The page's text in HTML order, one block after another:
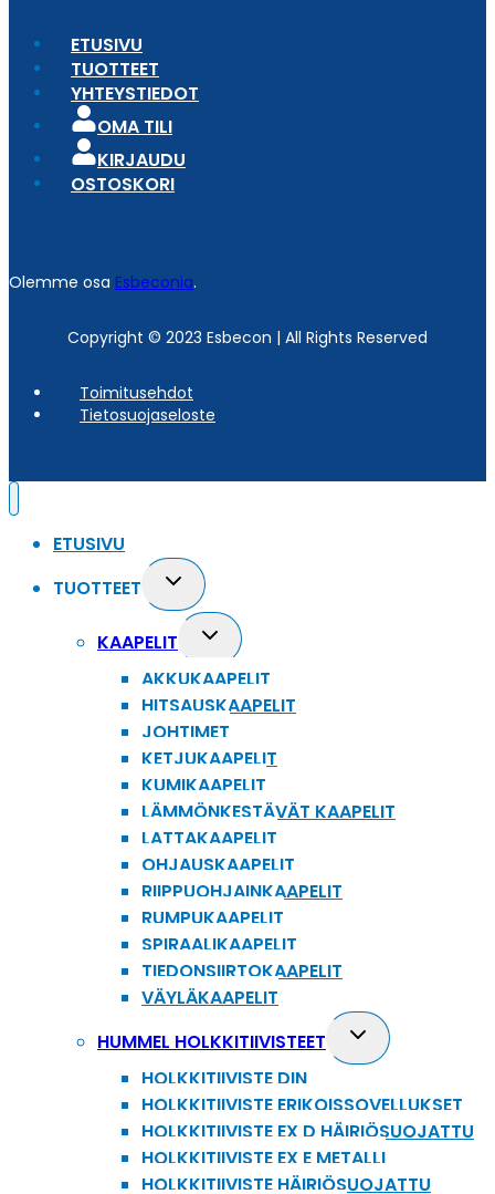
ETUSIVU
TUOTTEET
YHTEYSTIEDOT
OMA TILI
KIRJAUDU
OSTOSKORI
Olemme osa Esbeconia.
Copyright © 2023 Esbecon | All Rights Reserved
Toimitusehdot
Tietosuojaseloste
ETUSIVU
TUOTTEET
Toggle
child
menu
KAAPELIT
Toggle
child
menu
AKKUKAAPELIT
HITSAUSKAAPELIT
JOHTIMET
KETJUKAAPELIT
KUMIKAAPELIT
LÄMMÖNKESTÄVÄT KAAPELIT
LATTAKAAPELIT
OHJAUSKAAPELIT
RIIPPUOHJAINKAAPELIT
RUMPUKAAPELIT
SPIRAALIKAAPELIT
TIEDONSIIRTOKAAPELIT
VÄYLÄKAAPELIT
HUMMEL HOLKKITIIVISTEET
Toggle
child
HOLKKITIIVISTE DIN
HOLKKITIIVISTE ERIKOISSOVELLUKSET
HOLKKITIIVISTE EX D HÄIRIÖSUOJATTU
HOLKKITIIVISTE EX E METALLI
HOLKKITIIVISTE HÄIRIÖSUOJATTU